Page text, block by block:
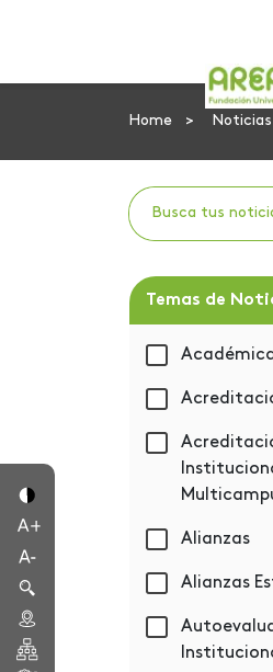
Home Noticias
Temas de
Alianzas
Alianzas